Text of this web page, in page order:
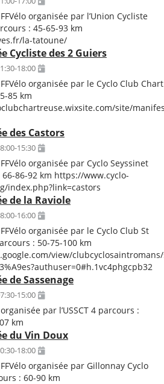
organisée par l’Union Cycliste
: 45-65-93 km
la-tatoune/
Cycliste des 2 Guiers
-18:00
organisée par le Cyclo Club
85 km
site/
des Castors
-15:30
organisée par Cyclo Seyssinet
86-92 km https://www.cyclo-
index.php?link=castors
de la Raviole
-16:00
organisée par le Cyclo Club St
: 50-75-100 km
view/
de Sassenage
-15:00
par l’USSCT 4 parcours :
km
du Vin Doux
-18:00
organisée par Gillonnay Cyclo
: 60-90 km